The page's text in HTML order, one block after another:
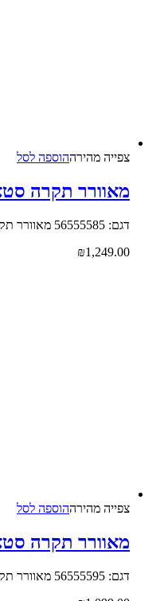
צפייה‬ ‫מהירה‬הוספה לסל
מאוורר תקרה סטאר 7 ״44
דגם: 56555585 מאוורר תקרה מעוצב לחלל הבית
₪1,249.00
צפייה‬ ‫מהירה‬הוספה לסל
מאוורר תקרה סטאר 7 ״44
דגם: 56555595 מאוורר תקרה מעוצב לחלל הבית